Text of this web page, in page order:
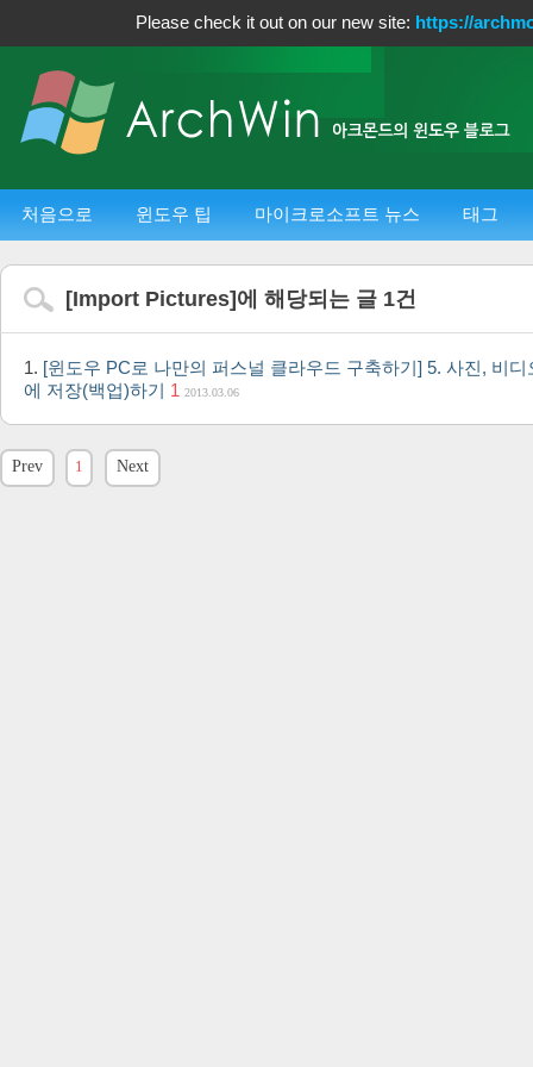
Please check it out on our new site: https://
처음으로 윈도우 팁 마이크로소프트 뉴스 태그
[Import Pictures]에 해당되는 글 1건
[윈도우 PC로 나만의 퍼스널 클라우드 구축하기] 5. 사진, 비
에 저장(백업)하기 1 2013.03.06
Prev 1 Next